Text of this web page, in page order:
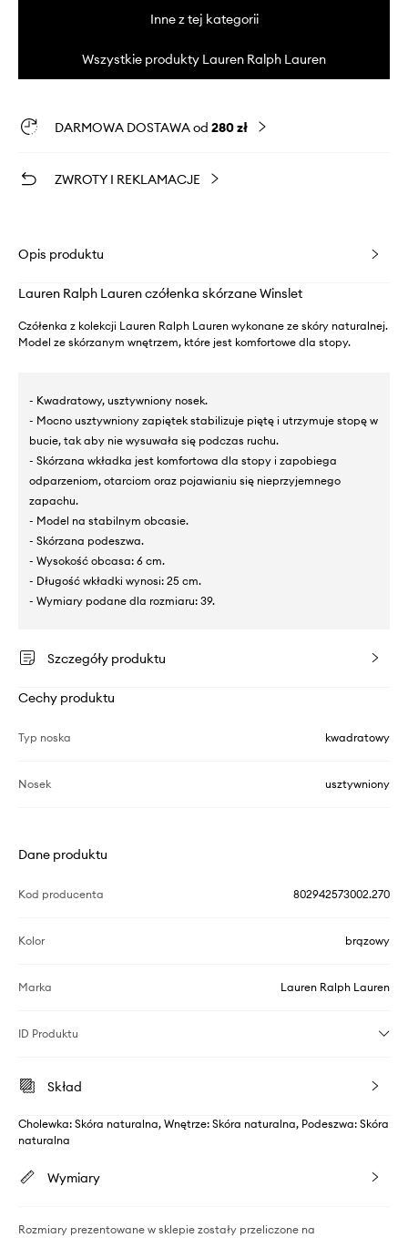
Inne z tej kategorii
Wszystkie produkty Lauren Ralph Lauren
DARMOWA DOSTAWA od 280 zł
ZWROTY I REKLAMACJE
Opis produktu
Lauren Ralph Lauren czółenka skórzane Winslet
Czółenka z kolekcji Lauren Ralph Lauren wykonane ze skóry naturalnej.
Model ze skórzanym wnętrzem, które jest komfortowe dla stopy.
- Kwadratowy, usztywniony nosek.
- Mocno usztywniony zapiętek stabilizuje piętę i utrzymuje stopę w
bucie, tak aby nie wysuwała się podczas ruchu.
- Skórzana wkładka jest komfortowa dla stopy i zapobiega
odparzeniom, otarciom oraz pojawianiu się nieprzyjemnego
zapachu.
- Model na stabilnym obcasie.
- Skórzana podeszwa.
- Wysokość obcasa: 6 cm.
- Długość wkładki wynosi: 25 cm.
- Wymiary podane dla rozmiaru: 39.
Szczegóły produktu
Cechy produktu
Typ noska kwadratowy
Nosek usztywniony
Dane produktu
Kod producenta 802942573002.270
Kolor brązowy
Marka Lauren Ralph Lauren
ID Produktu
Skład
Cholewka: Skóra naturalna, Wnętrze: Skóra naturalna, Podeszwa: Skóra
naturalna
Wymiary
Rozmiary prezentowane w sklepie zostały przeliczone na